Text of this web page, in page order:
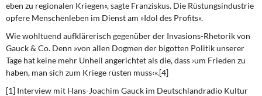
eben zu regionalen Kriegen«, sagte Franziskus. Die Rüstungsindustrie
opfere Menschenleben im Dienst am »Idol des Profits«.
Wie wohltuend aufklärerisch gegenüber der Invasions-Rhetorik von
Gauck & Co. Denn »von allen Dogmen der bigotten Politik unserer
Tage hat keine mehr Unheil angerichtet als die, dass ›um Frieden zu
haben, man sich zum Kriege rüsten muss‹«.[4]
[1] Interview mit Hans-Joachim Gauck im Deutschlandradio Kultur